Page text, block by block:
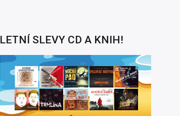
LETNÍ SLEVY CD A KNIH!